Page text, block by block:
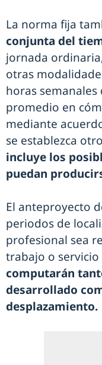
La norma fija
conjunta del
jornada
otras
horas
promedio en
mediante
se establezca
incluye los
puedan
El anteproyecto
periodos de
profesional sea
trabajo o servicio
computarán
desarrollado
desplazamiento.